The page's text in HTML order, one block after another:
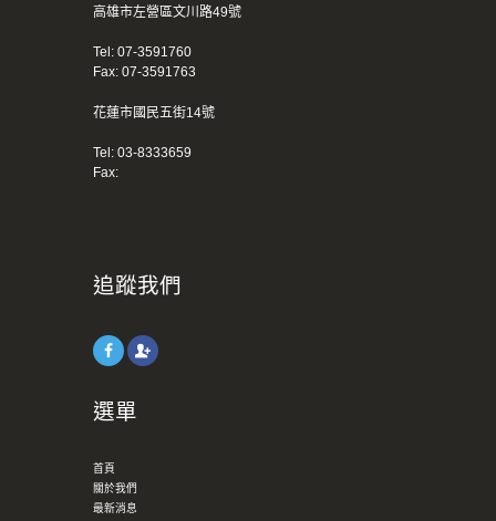
高雄市左營區文川路49號
Tel: 07-3591760
Fax: 07-3591763
花蓮市國民五街14號
Tel: 03-8333659
Fax:
追蹤我們
選單
首頁
關於我們
最新消息